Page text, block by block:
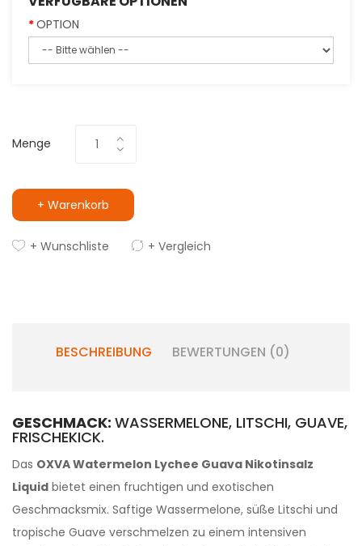
OPTION
Menge
+ Warenkorb
+ Wunschliste + Vergleich
BESCHREIBUNG BEWERTUNGEN (0)
GESCHMACK: WASSERMELONE, LITSCHI, GUAVE,
FRISCHEKICK.
Das OXVA Watermelon Lychee Guava Nikotinsalz
Liquid bietet einen fruchtigen und exotischen
Geschmacksmix. Saftige Wassermelone, süße Litschi und
tropische Guave verschmelzen zu einem intensiven